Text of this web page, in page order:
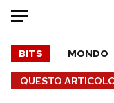
HOME
QUESTO
BITS MONDO